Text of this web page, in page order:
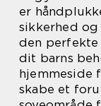
er
sikkerhed og
den perfekte
dit barns
hjemmeside
skabe et